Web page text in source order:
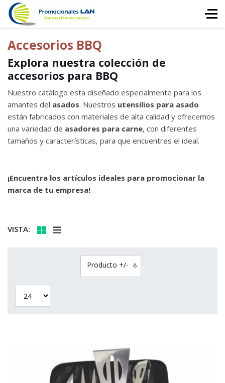
Accesorios BBQ
Explora nuestra colección de
accesorios para BBQ
Nuestro catálogo esta diseñado especialmente para los
amantes del asados. Nuestros utensilios para asado
están fabricados con materiales de alta calidad y ofrecemos
una variedad de asadores para carne, con diferentes
tamaños y características, para que encuentres el ideal.
¡Encuentra los artículos ideales para promocionar la
marca de tu empresa!
VISTA:
Producto +/-